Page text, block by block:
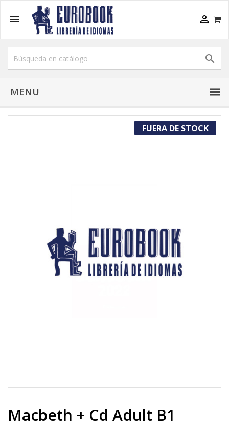
 

MENU
FUERA DE STOCK
Macbeth + Cd Adult B1